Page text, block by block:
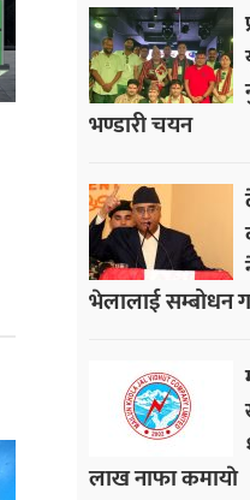
भण्डारी चयन
भेलालाई सम्बोधन
लाख नाफा कमायाे